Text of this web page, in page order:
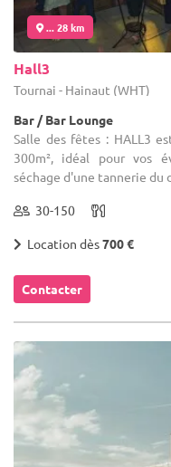
... 28 km
Hall3
Tournai - Hainaut (WHT)
Bar / Bar Lounge
Salle des fêtes : HALL3
300m², idéal pour vos
séchage d'une tannerie du
30-150
Location dès700 €
Contacter